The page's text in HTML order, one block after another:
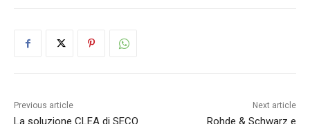
Previous article
La soluzione CLEA di SECO
Next article
Rohde & Schwarz e